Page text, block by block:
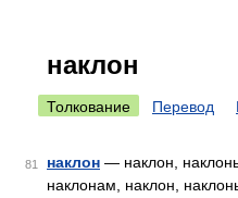
наклон
Толкование Перевод
81 наклон — наклон,
наклонам, наклон,